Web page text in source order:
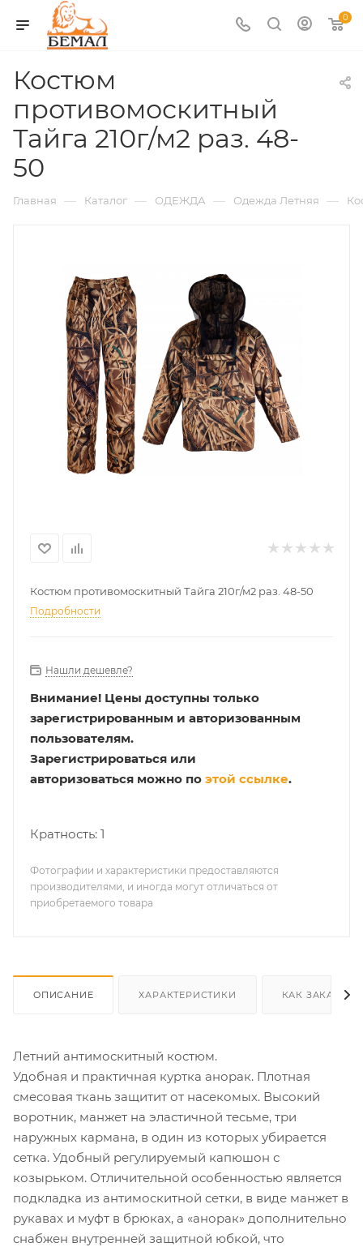
0
Костюм
противомоскитный
Тайга 210г/м2 раз. 48-
50
Главная — Каталог — ОДЕЖДА — Одежда Летняя —
Костюм противомоскитный Тайга 210г/м2 раз. 48-50
Подробности
Нашли дешевле?
Внимание! Цены доступны только
зарегистрированным и авторизованным
пользователям.
Зарегистрироваться или
авторизоваться можно по этой ссылке.
Кратность: 1
Фотографии и характеристики предоставляются
производителями, и иногда могут отличаться от
приобретаемого товара
ОПИСАНИЕ ХАРАКТЕРИСТИКИ КАК ЗАКАЗАТЬ
Летний антимоскитный костюм.
Удобная и практичная куртка анорак. Плотная
смесовая ткань защитит от насекомых. Высокий
воротник, манжет на эластичной тесьме, три
наружных кармана, в один из которых убирается
сетка. Удобный регулируемый капюшон с
козырьком. Отличительной особенностью является
подкладка из антимоскитной сетки, в виде манжет в
рукавах и муфт в брюках, а «анорак» дополнительно
снабжен внутренней защитной юбкой, что